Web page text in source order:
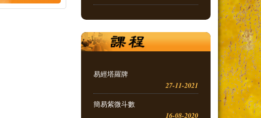
易經塔羅牌
27-11-2021
簡易紫微斗數
16-08-2020